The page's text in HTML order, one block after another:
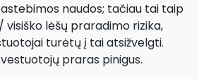
naudos; tačiau tai taip
visiško lėšų praradimo rizika,
turėtų į tai atsižvelgti.
praras pinigus.